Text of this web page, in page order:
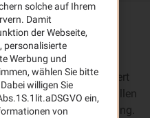
– ein Unfall passiert
es häufig zu Unfällen
Unfallversicherung.
solche auf Ihrem
Damit
der Webseite,
personalisierte
Werbung und
wählen Sie bitte
willigen Sie
ein,
von